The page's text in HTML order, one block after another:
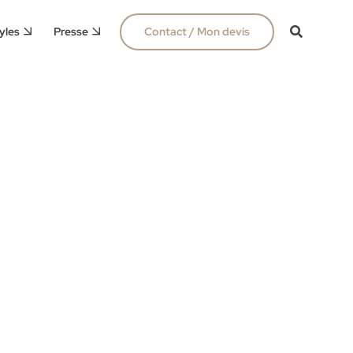
Presse Contact / Mon devis